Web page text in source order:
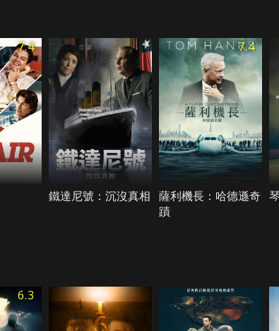
7.4
鐵達尼號：沉沒真相
7.4
薩利機長：哈德遜奇
蹟
6.3